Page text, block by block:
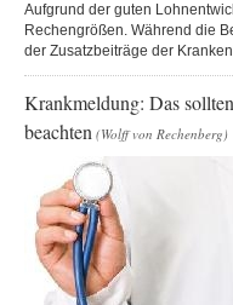
Aufgrund der guten
Rechengrößen. Während die
der Zusatzbeiträge der
Krankmeldung: Das
beachten (Wolff von Rechenberg)